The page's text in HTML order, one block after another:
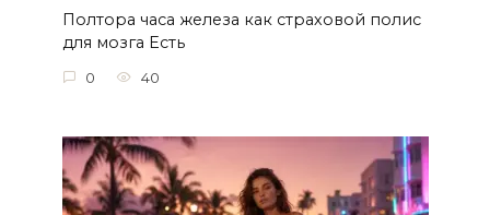
Полтора часа железа как страховой полис
для мозга Есть
0 40